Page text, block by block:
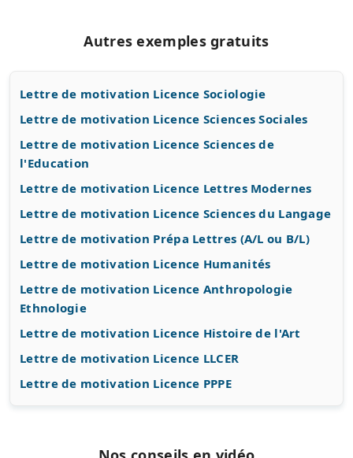
Autres exemples gratuits
Lettre de motivation Licence Sociologie
Lettre de motivation Licence Sciences Sociales
Lettre de motivation Licence Sciences de
l'Education
Lettre de motivation Licence Lettres Modernes
Lettre de motivation Licence Sciences du Langage
Lettre de motivation Prépa Lettres (A/L ou B/L)
Lettre de motivation Licence Humanités
Lettre de motivation Licence Anthropologie
Ethnologie
Lettre de motivation Licence Histoire de l'Art
Lettre de motivation Licence LLCER
Lettre de motivation Licence PPPE